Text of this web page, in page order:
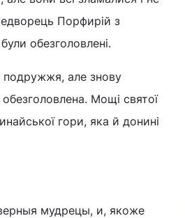
Порфирій з
обезголовлені.
подружжя, але знову
Мощі святої
гори, яка й донині
мудрецы, и, якоже